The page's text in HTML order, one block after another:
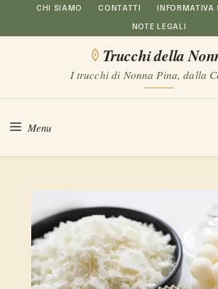
al
CHI SIAMO CONTATTI
NOTE LEGALI
Trucchi della
I trucchi di Nonna Pina, dalla
Menu